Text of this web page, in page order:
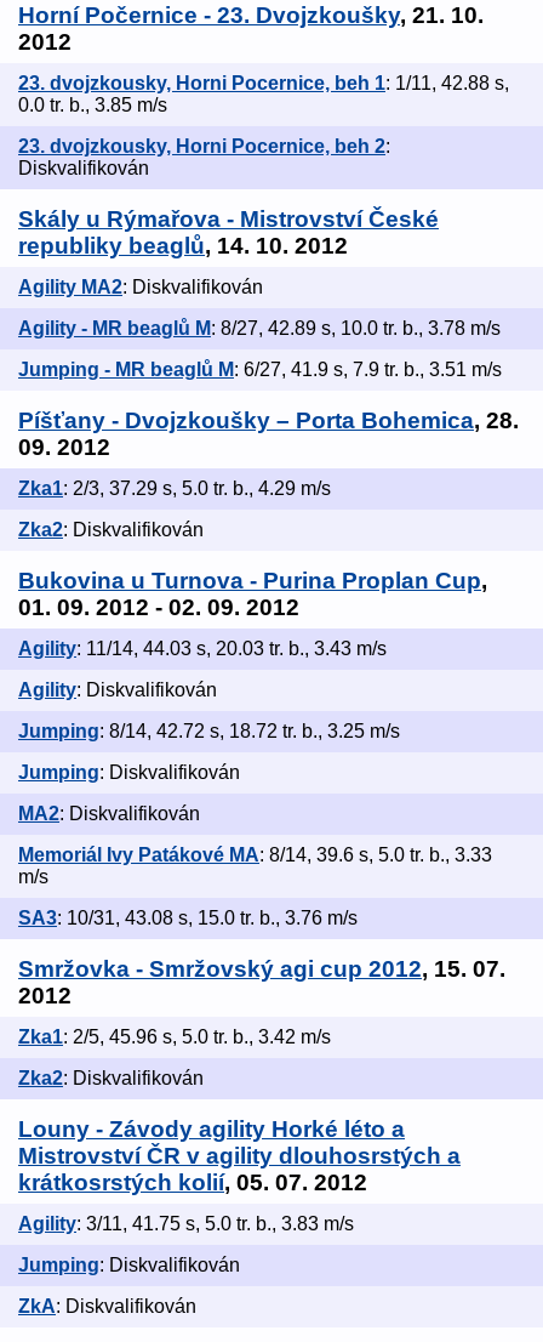
Horní Počernice - 23. Dvojzkoušky, 21. 10.
2012
23. dvojzkousky, Horni Pocernice, beh 1: 1/11, 42.88 s,
0.0 tr. b., 3.85 m/s
23. dvojzkousky, Horni Pocernice, beh 2:
Diskvalifikován
Skály u Rýmařova - Mistrovství České
republiky beaglů, 14. 10. 2012
Agility MA2: Diskvalifikován
Agility - MR beaglů M: 8/27, 42.89 s, 10.0 tr. b., 3.78 m/s
Jumping - MR beaglů M: 6/27, 41.9 s, 7.9 tr. b., 3.51 m/s
Píšťany - Dvojzkoušky – Porta Bohemica, 28.
09. 2012
Zka1: 2/3, 37.29 s, 5.0 tr. b., 4.29 m/s
Zka2: Diskvalifikován
Bukovina u Turnova - Purina Proplan Cup,
01. 09. 2012 - 02. 09. 2012
Agility: 11/14, 44.03 s, 20.03 tr. b., 3.43 m/s
Agility: Diskvalifikován
Jumping: 8/14, 42.72 s, 18.72 tr. b., 3.25 m/s
Jumping: Diskvalifikován
MA2: Diskvalifikován
Memoriál Ivy Patákové MA: 8/14, 39.6 s, 5.0 tr. b., 3.33
m/s
SA3: 10/31, 43.08 s, 15.0 tr. b., 3.76 m/s
Smržovka - Smržovský agi cup 2012, 15. 07.
2012
Zka1: 2/5, 45.96 s, 5.0 tr. b., 3.42 m/s
Zka2: Diskvalifikován
Louny - Závody agility Horké léto a
Mistrovství ČR v agility dlouhosrstých a
krátkosrstých kolií, 05. 07. 2012
Agility: 3/11, 41.75 s, 5.0 tr. b., 3.83 m/s
Jumping: Diskvalifikován
ZkA: Diskvalifikován